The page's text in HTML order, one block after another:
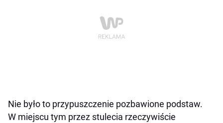
Nie było to przypuszczenie pozbawione podstaw.
W miejscu tym przez stulecia rzeczywiście